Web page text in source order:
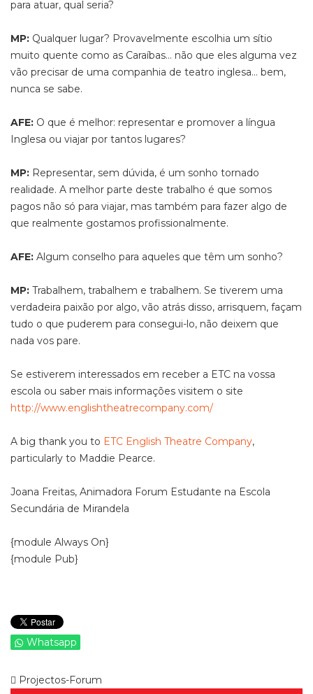
para atuar, qual seria?
MP: Qualquer lugar? Provavelmente escolhia um sítio
muito quente como as Caraíbas… não que eles alguma vez
vão precisar de uma companhia de teatro inglesa… bem,
nunca se sabe.
AFE: O que é melhor: representar e promover a língua
Inglesa ou viajar por tantos lugares?
MP: Representar, sem dúvida, é um sonho tornado
realidade. A melhor parte deste trabalho é que somos
pagos não só para viajar, mas também para fazer algo de
que realmente gostamos profissionalmente.
AFE: Algum conselho para aqueles que têm um sonho?
MP: Trabalhem, trabalhem e trabalhem. Se tiverem uma
verdadeira paixão por algo, vão atrás disso, arrisquem, façam
tudo o que puderem para consegui-lo, não deixem que
nada vos pare.
Se estiverem interessados em receber a ETC na vossa
escola ou saber mais informações visitem o site
http://www.englishtheatrecompany.com/
A big thank you to ETC English Theatre Company,
particularly to Maddie Pearce.
Joana Freitas, Animadora Forum Estudante na Escola
Secundária de Mirandela
{module Always On}
{module Pub}
Whatsapp
Projectos-Forum